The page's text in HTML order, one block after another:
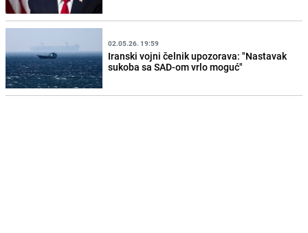
02.05.26. 19:59
Iranski vojni čelnik upozorava: "Nastavak
sukoba sa SAD-om vrlo moguć"